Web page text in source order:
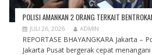
POLISI AMANKAN 2 ORANG TERKAIT
JULI 26, 2026 ADMIN
REPORTASE BHAYANGKARA Jakarta –
Jakarta Pusat bergerak cepat